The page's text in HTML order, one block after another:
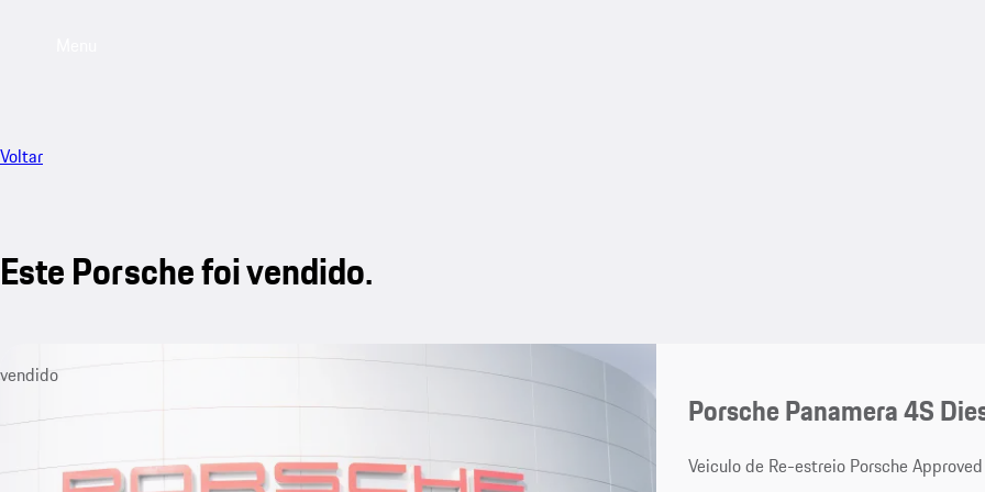
Voltar
Este Porsche foi vendido.
vendido
Porsche Panamera 4S
Veiculo de Re-estreio Porsche Approved